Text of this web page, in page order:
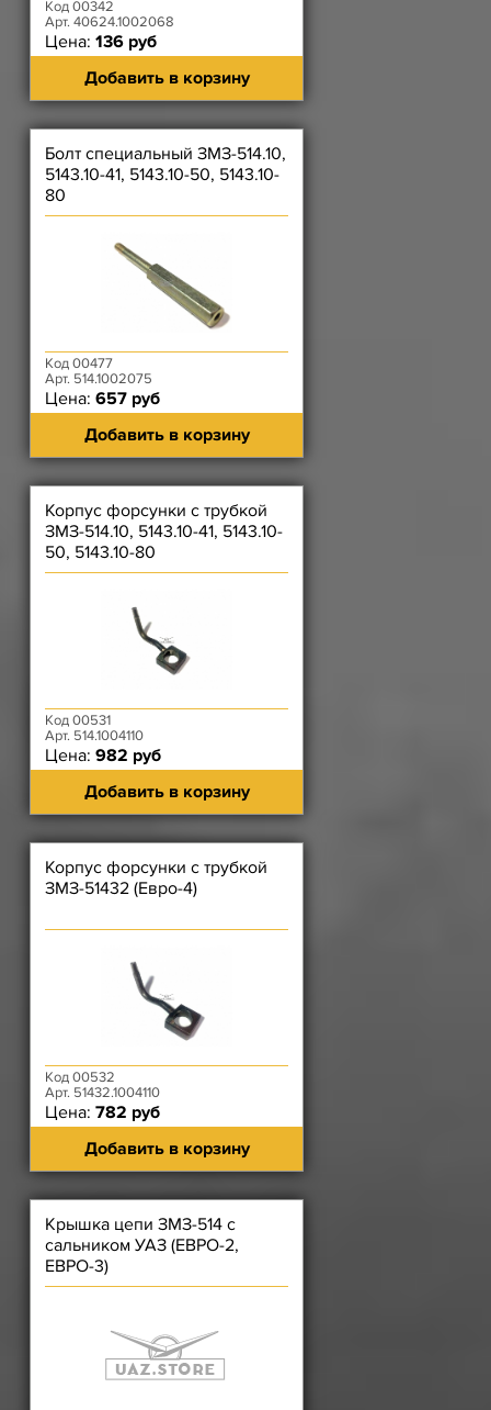
Код 00342
Арт. 40624.1002068
Цена: 136 руб
Добавить в корзину
Болт специальный ЗМЗ-514.10,
5143.10-41, 5143.10-50, 5143.10-
80
Код 00477
Арт. 514.1002075
Цена: 657 руб
Добавить в корзину
Корпус форсунки с трубкой
ЗМЗ-514.10, 5143.10-41, 5143.10-
50, 5143.10-80
Код 00531
Арт. 514.1004110
Цена: 982 руб
Добавить в корзину
Корпус форсунки с трубкой
ЗМЗ-51432 (Евро-4)
Код 00532
Арт. 51432.1004110
Цена: 782 руб
Добавить в корзину
Крышка цепи ЗМЗ-514 с
сальником УАЗ (ЕВРО-2,
ЕВРО-3)